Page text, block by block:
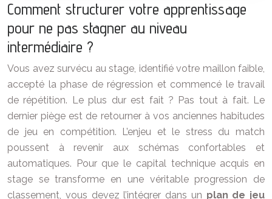
Comment structurer votre apprentissage
pour ne pas stagner au niveau
intermédiaire ?
Vous avez survécu au stage, identifié votre maillon faible,
accepté la phase de régression et commencé le travail
de répétition. Le plus dur est fait ? Pas tout à fait. Le
dernier piège est de retourner à vos anciennes habitudes
de jeu en compétition. L’enjeu et le stress du match
poussent à revenir aux schémas confortables et
automatiques. Pour que le capital technique acquis en
stage se transforme en une véritable progression de
classement, vous devez l’intégrer dans un plan de jeu